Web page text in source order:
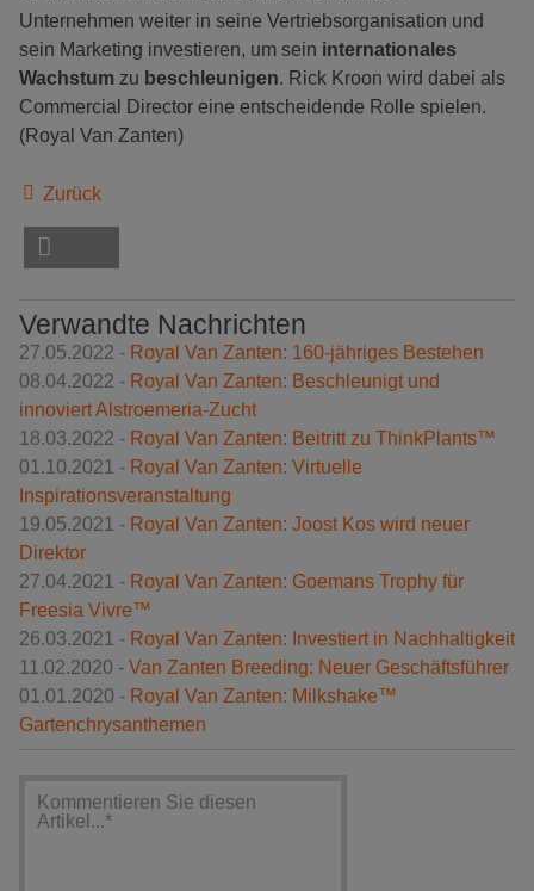
Unternehmen weiter in seine Vertriebsorganisation und
sein Marketing investieren, um sein internationales
Wachstum zu beschleunigen. Rick Kroon wird dabei als
Commercial Director eine entscheidende Rolle spielen.
(Royal Van Zanten)
Zurück
Verwandte Nachrichten
27.05.2022 - Royal Van Zanten: 160-jähriges Bestehen
08.04.2022 - Royal Van Zanten: Beschleunigt und
innoviert Alstroemeria-Zucht
18.03.2022 - Royal Van Zanten: Beitritt zu ThinkPlants™
01.10.2021 - Royal Van Zanten: Virtuelle
Inspirationsveranstaltung
19.05.2021 - Royal Van Zanten: Joost Kos wird neuer
Direktor
27.04.2021 - Royal Van Zanten: Goemans Trophy für
Freesia Vivre™
26.03.2021 - Royal Van Zanten: Investiert in Nachhaltigkeit
11.02.2020 - Van Zanten Breeding: Neuer Geschäftsführer
01.01.2020 - Royal Van Zanten: Milkshake™
Gartenchrysanthemen